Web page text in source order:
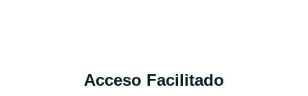
Acceso Facilitado